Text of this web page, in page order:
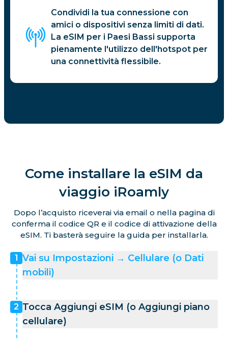
Condividi la tua connessione con
amici o dispositivi senza limiti di dati.
La eSIM per i Paesi Bassi supporta
pienamente l'utilizzo dell'hotspot per
una connettività flessibile.
Come installare la eSIM da
viaggio iRoamly
Dopo l’acquisto riceverai via email o nella pagina di
conferma il codice QR e il codice di attivazione della
eSIM. Ti basterà seguire la guida per installarla.
1 Vai su Impostazioni → Cellulare (o Dati
mobili)
2 Tocca Aggiungi eSIM (o Aggiungi piano
cellulare)